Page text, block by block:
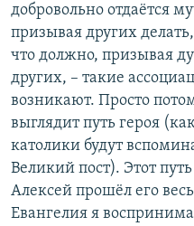
добровольно отдаётся
призывая других
что должно, призывая
других, – такие
возникают. Просто
выглядит путь героя
католики будут
Великий пост). Этот
Алексей прошёл его
Евангелия я